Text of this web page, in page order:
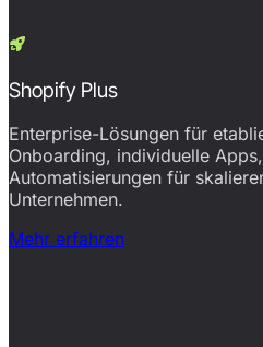
Shopify Plus
Enterprise-Lösungen für
Onboarding, individuelle
Automatisierungen für
Unternehmen.
Mehr erfahren